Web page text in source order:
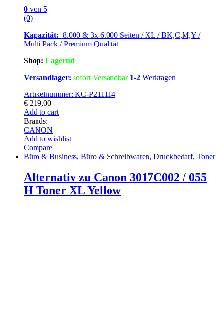
0 von 5
(0)
Kapazität: 8.000 & 3x 6.000 Seiten / XL / BK,C,M,Y /
Multi Pack / Premium Qualität
Shop: Lagernd
Versandlager: sofort Versandbar 1-2 Werktagen
Artikelnummer: KC-P211114
€ 219,00
Add to cart
Brands:
CANON
Add to wishlist
Compare
Büro & Business, Büro & Schreibwaren, Druckbedarf, Toner
Alternativ zu Canon 3017C002 / 055
H Toner XL Yellow